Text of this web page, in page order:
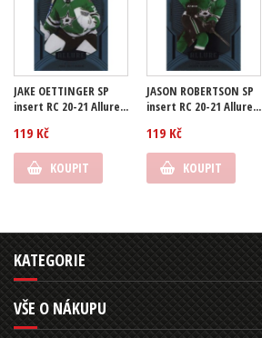
JAKE OETTINGER SP
insert RC 20-21 Allure...
119 Kč
KOUPIT
JASON ROBERTSON SP
insert RC 20-21 Allure...
119 Kč
KOUPIT
KATEGORIE
VŠE O NÁKUPU